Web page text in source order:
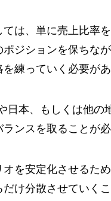
ては、単に売上比率
ジションを保ちな
練っていく必要があ
日本、もしくは他の
ンスを取ることが必
を安定化させるた
け分散させていく